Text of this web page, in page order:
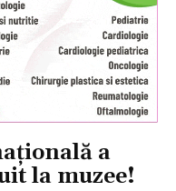
a
la muzee!